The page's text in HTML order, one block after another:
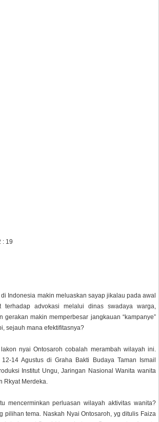
: 19
Indonesia makin meluaskan sayap jikalau pada awal
terhadap advokasi melalui dinas swadaya warga,
gerakan makin memperbesar jangkauan “kampanye”
sejauh mana efektifitasnya?
nyai Ontosaroh cobalah merambah wilayah ini.
14 Agustus di Graha Bakti Budaya Taman Ismail
Institut Ungu, Jaringan Nasional Wanita wanita
Rkyat Merdeka.
mencerminkan perluasan wilayah aktivitas wanita?
pilihan tema. Naskah Nyai Ontosaroh, yg ditulis Faiza